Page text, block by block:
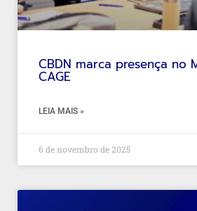
CBDN marca presença no
CAGE
LEIA MAIS »
6 de novembro de 2025